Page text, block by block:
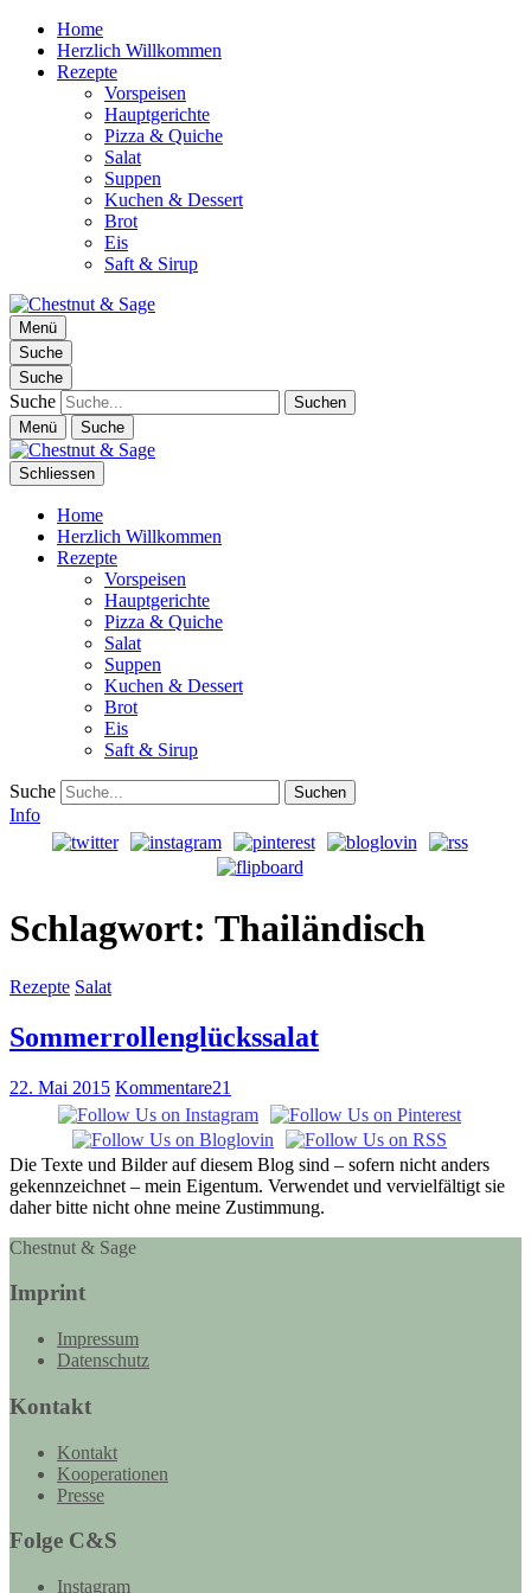
Home
Herzlich Willkommen
Rezepte
Vorspeisen
Hauptgerichte
Pizza & Quiche
Salat
Suppen
Kuchen & Dessert
Brot
Eis
Saft & Sirup
Chestnut & Sage
Foodblog | essen. trinken. genießen.
Menü
Suche
Suche
Suche
Menü Suche
Schliessen
Home
Herzlich Willkommen
Rezepte
Vorspeisen
Hauptgerichte
Pizza & Quiche
Salat
Suppen
Kuchen & Dessert
Brot
Eis
Saft & Sirup
Suche
Info
Schlagwort: Thailändisch
Rezepte Salat
Sommerrollenglückssalat
22. Mai 2015 Kommentare21
Die Texte und Bilder auf diesem Blog sind – sofern nicht anders
gekennzeichnet – mein Eigentum. Verwendet und vervielfältigt sie
daher bitte nicht ohne meine Zustimmung.
Chestnut & Sage
Imprint
Impressum
Datenschutz
Kontakt
Kontakt
Kooperationen
Presse
Folge C&S
Instagram